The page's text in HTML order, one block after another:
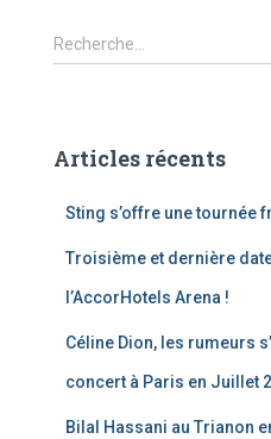
Recherche…
Articles récents
Sting s’offre une tournée
Troisième et dernière
l’AccorHotels Arena !
Céline Dion, les rumeurs
concert à Paris en Juillet
Bilal Hassani au Trianon